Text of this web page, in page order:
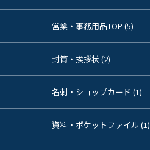
営業・事務用品TOP (5)
封筒・挨拶状 (2)
名刺・ショップカード (1)
資料・ポケットファイル (1)